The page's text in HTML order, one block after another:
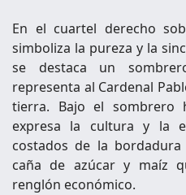
En el cuartel derecho
simboliza la pureza y la
se destaca un
representa al Cardenal
tierra. Bajo el
expresa la cultura y la
costados de la
caña de azúcar y maíz
renglón económico.